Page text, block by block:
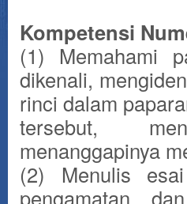
Kompetensi
(1) Memahami
dikenali,
rinci dalam
tersebut,
menanggapinya
(2) Menulis
pengamatan